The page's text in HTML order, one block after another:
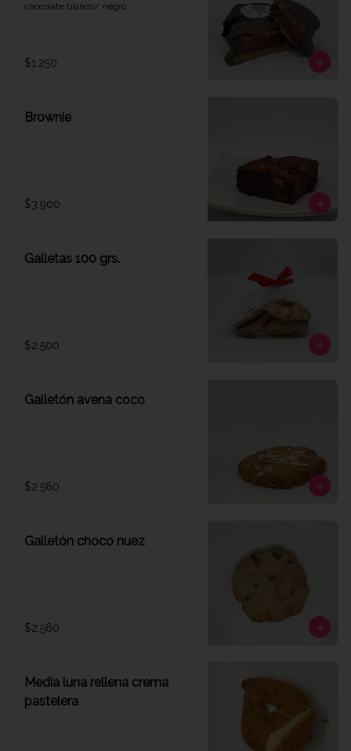
chocolate blanco/ negro
$1.250
Brownie
$3.900
Galletas 100 grs.
$2.500
Galletón avena coco
$2.560
Galletón choco nuez
$2.560
Media luna rellena crema
pastelera